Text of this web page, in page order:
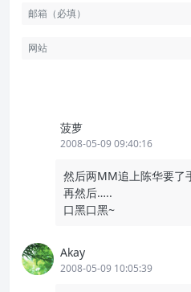
菠萝
2008-05-09 09:40:16
然后两MM追上陈华要了
再然后…..
口黑口黑~
Akay
2008-05-09 10:05:39